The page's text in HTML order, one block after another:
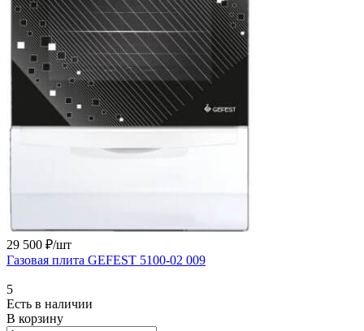
29 500 ₽/шт
Газовая плита GEFEST 5100-02 009
5
Есть в наличии
В корзину